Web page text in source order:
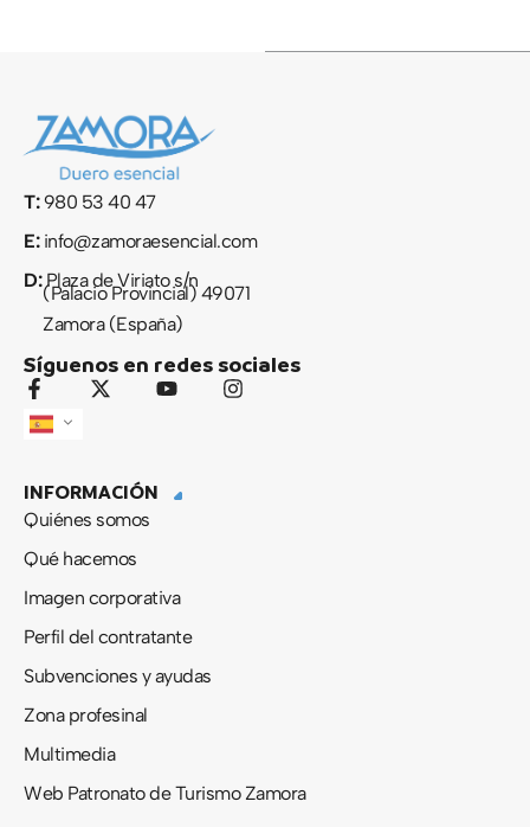
T:980 53 40 47
E:info@zamoraesencial.com
D:Plaza de Viriato s/n
(Palacio Provincial) 49071
Zamora (España)
Síguenos en redes sociales
F
c
o
o
-
X
t
t
r
Y
b
I
INFORMACIÓN
Quiénes somos
Qué hacemos
Imagen corporativa
Perfil del contratante
Subvenciones y ayudas
Zona profesinal
Multimedia
Web Patronato de Turismo Zamora